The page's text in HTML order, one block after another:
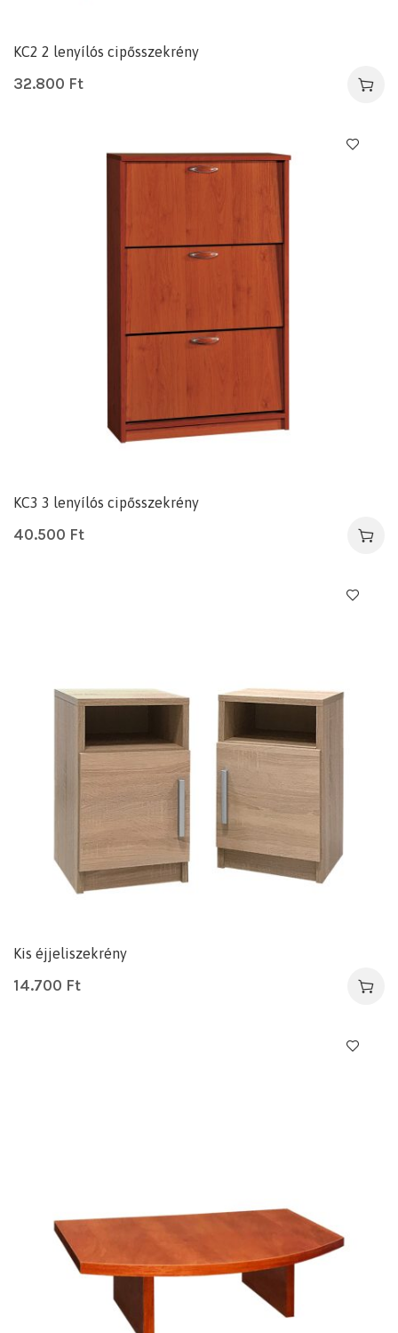
KC2 2 lenyílós cipősszekrény
32.800 Ft
KC3 3 lenyílós cipősszekrény
40.500 Ft
Kis éjjeliszekrény
14.700 Ft